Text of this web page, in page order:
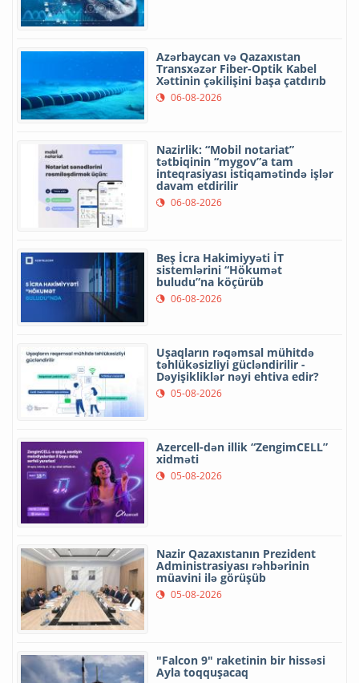
Azərbaycan və Qazaxıstan
Transxəzər Fiber-Optik Kabel
Xəttinin çəkilişini başa çatdırıb
06-08-2026
Nazirlik: “Mobil notariat”
tətbiqinin “mygov”a tam
inteqrasiyası istiqamətində işlər
davam etdirilir
06-08-2026
Beş İcra Hakimiyyəti İT
sistemlərini “Hökumət
buludu”na köçürüb
06-08-2026
Uşaqların rəqəmsal mühitdə
təhlükəsizliyi gücləndirilir -
Dəyişikliklər nəyi ehtiva edir?
05-08-2026
Azercell-dən illik “ZengimCELL”
xidməti
05-08-2026
Nazir Qazaxıstanın Prezident
Administrasiyası rəhbərinin
müavini ilə görüşüb
05-08-2026
"Falcon 9" raketinin bir hissəsi
Ayla toqquşacaq